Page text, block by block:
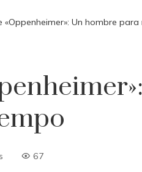
«Oppenheimer»: Un hombre
67